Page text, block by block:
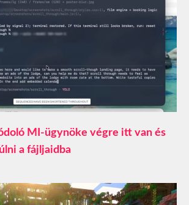
MI-ügynöke végre itt van és
a fájljaidba